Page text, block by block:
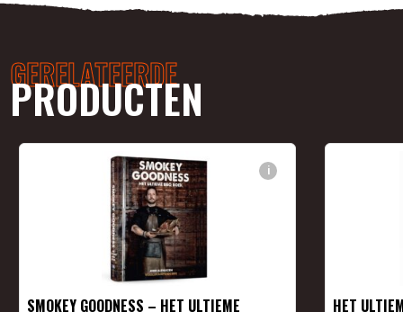
GERELATEERDE
PRODUCTEN
i
SMOKEY GOODNESS – HET ULTIEME HET